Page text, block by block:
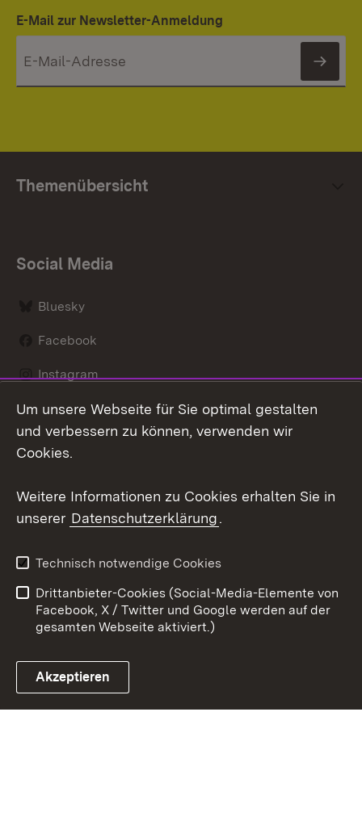
E-Mail zur Newsletter-Anmeldung
Themenübersicht
Social Media
Bluesky
Facebook
Instagram
LinkedIn
Link zum Landesportal
Datenschutz
Barrierefreiheit
Impressum
Cookies
Um unsere Webseite für Sie optimal gestalten
und verbessern zu können, verwenden wir
Cookies.
Weitere Informationen zu Cookies erhalten Sie in
unserer Datenschutzerklärung.
Technisch notwendige Cookies
Drittanbieter-Cookies (Social-Media-Elemente von
Facebook, X / Twitter und Google werden auf der
gesamten Webseite aktiviert.)
Akzeptieren